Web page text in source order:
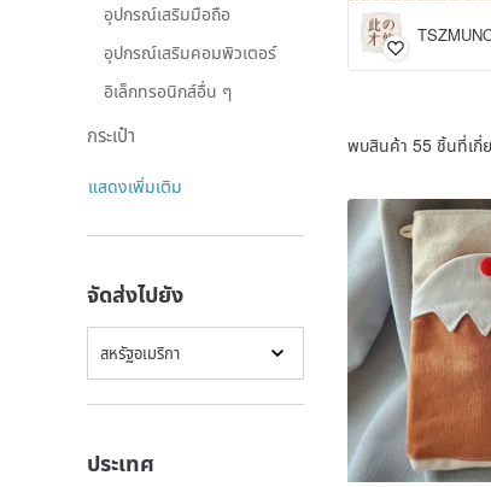
อุปกรณ์เสริมมือถือ
อุปกรณ์เสริมคอมพิวเตอร์
อิเล็กทรอนิกส์อื่น ๆ
กระเป๋า
แสดงเพิ่มเติม
จัดส่งไปยัง
สหรัฐอเมริกา
ประเทศ
พบสินค้า 55 ชิ้นที่เกี่